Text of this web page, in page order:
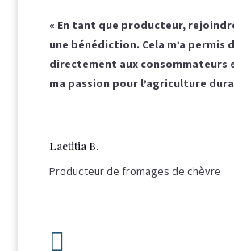
« En tant que producteur, rejoindre
une bénédiction. Cela m’a permis
directement aux consommateurs
ma passion pour l’agriculture
Laetitia B.
Producteur de fromages de chèvre
